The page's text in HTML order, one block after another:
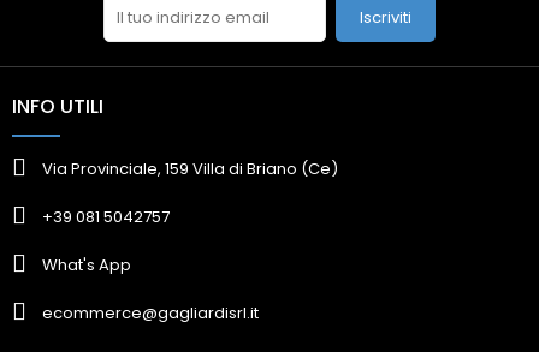
Iscriviti
INFO UTILI
Via Provinciale, 159 Villa di Briano (Ce)
+39 081 5042757
What's App
ecommerce@gagliardisrl.it